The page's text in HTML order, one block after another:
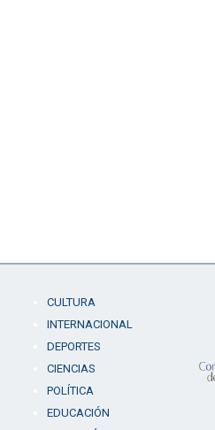
CULTURA
INTERNACIONAL
DEPORTES
CIENCIAS
POLÍTICA
EDUCACIÓN